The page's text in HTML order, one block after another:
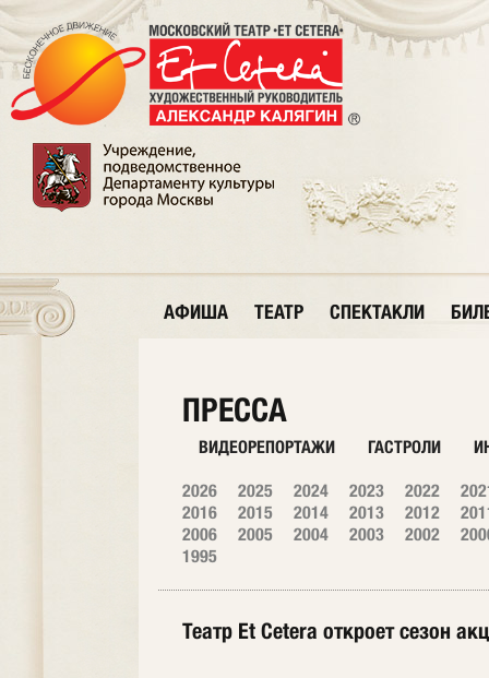
АФИША ТЕАТР СПЕКТАКЛИ
ПРЕССА
ВИДЕОРЕПОРТАЖИ ГАСТРОЛИ
2026 2025 2024 2023 2022
2016
2015 2014 2013 2012
2006
2005 2004 2003 2002
1995
Театр Et Cetera откроет сезон